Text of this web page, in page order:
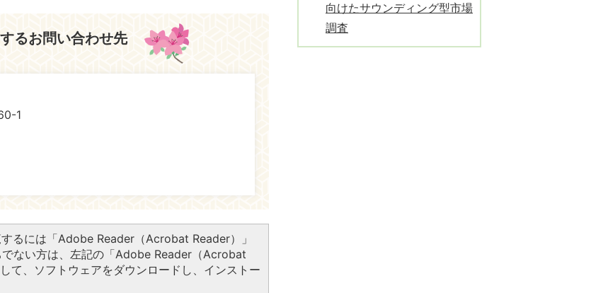
るお問い合わせ先
1
るには「Adobe Reader（Acrobat Reader）」
ない方は、左記の「Adobe Reader（Acrobat
て、ソフトウェアをダウンロードし、インストー
向けたサウンディング型市場
調査